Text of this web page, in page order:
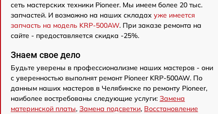
сеть мастерских техники Pioneer. Мы имеем более 20 тыс.
запчастей. И возможно на наших складах уже имеется
запчасть на модель KRP-500AW. При заказе ремонта на
сайте - предоставляется скидка -25%.
Знаем свое дело
Будьте уверены в профессионализме наших мастеров - они
с уверенностью выполнят ремонт Pioneer KRP-500AW. По
данным наших мастеров в Челябинске по ремонту Pioneer,
наиболее востребованы следующие услуги: Замена
материнской платы, Замена подсветки, Восстановление